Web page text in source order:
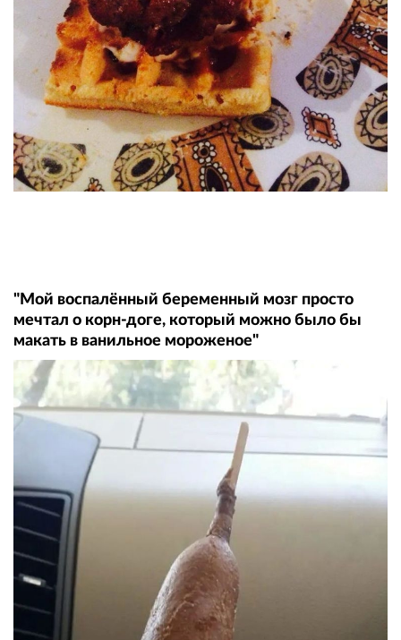
"Мой воспалённый беременный мозг просто
мечтал о корн-доге, который можно было бы
макать в ванильное мороженое"